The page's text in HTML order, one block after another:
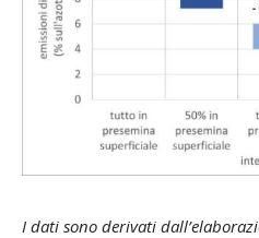
I dati sono derivati